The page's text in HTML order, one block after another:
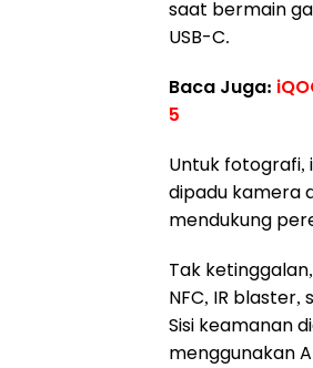
saat bermain
USB-C.
Baca Juga:
5
Untuk fotografi,
dipadu kamera
mendukung
Tak
NFC, IR
Sisi keamanan
menggunakan